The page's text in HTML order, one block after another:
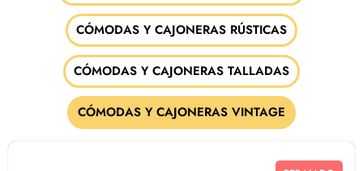
CÓMODAS Y CAJONERAS RÚSTICAS
CÓMODAS Y CAJONERAS TALLADAS
CÓMODAS Y CAJONERAS VINTAGE